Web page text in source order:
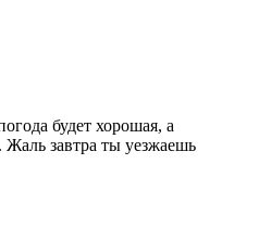
будет хорошая, а
завтра ты уезжаешь